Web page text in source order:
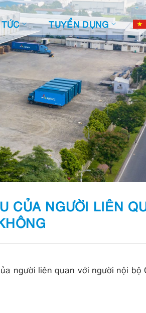
TUYỂN DỤNG
CỦA NGƯỜI LIÊN
người liên quan với người nội bộ